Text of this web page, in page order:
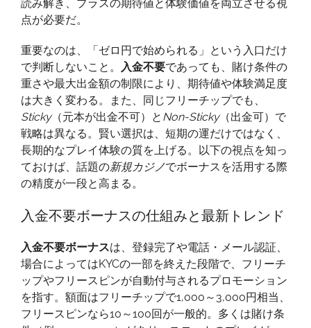
入
要
ボ
ー
ナ
ス
を
賢
く
使
切
読み解き、プラスの期待値と体験価値を両立させる視
点が必要だ。
重要なのは、「ゼロ円で始められる」という入口だけ
で判断しないこと。
入金不要であっても、賭け条件の
重さや最大出金額の制限により、期待値や体験満足度
は大きく変わる。また、同じフリーチップでも、
Sticky（元本が出金不可）と Non-Sticky（出金可）で
戦略は異なる。賢い選択は、短期の運だけではなく、
長期的なプレイ体験の質を上げる。以下の視点を知っ
ておけば、話題の新規カジノでボーナスを活用する際
の精度が一段と高まる。
入金不要ボーナスの仕組みと最新トレンド
入金不要ボーナスは、登録完了や電話・メール認証、
場合によってはKYCの一部を終えた段階で、フリーチ
ップやフリースピンが自動付与されるプロモーション
を指す。額面はフリーチップで1,000～3,000円相当、
フリースピンなら10～100回が一般的。多くは賭け条